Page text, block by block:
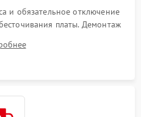
и обязательное отключение
платы. Демонтаж
с кристаллов чипов.